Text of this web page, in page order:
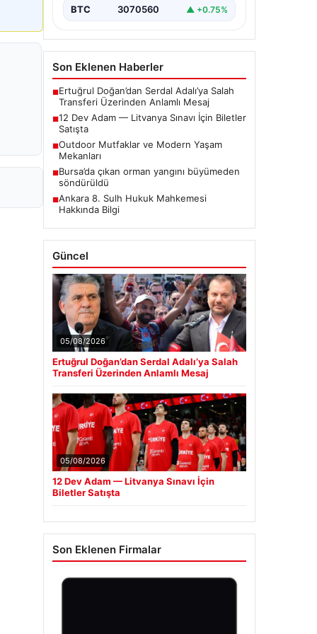
BTC 3070560 ▲ +0.75%
Son Eklenen Haberler
■Ertuğrul Doğan’dan Serdal Adalı’ya Salah
Transferi Üzerinden Anlamlı Mesaj
■12 Dev Adam — Litvanya Sınavı İçin Biletler
Satışta
■Outdoor Mutfaklar ve Modern Yaşam
Mekanları
■Bursa’da çıkan orman yangını büyümeden
söndürüldü
■Ankara 8. Sulh Hukuk Mahkemesi
Hakkında Bilgi
Güncel
05/08/2026
Ertuğrul Doğan’dan Serdal Adalı’ya Salah
Transferi Üzerinden Anlamlı Mesaj
05/08/2026
12 Dev Adam — Litvanya Sınavı İçin
Biletler Satışta
Son Eklenen Firmalar